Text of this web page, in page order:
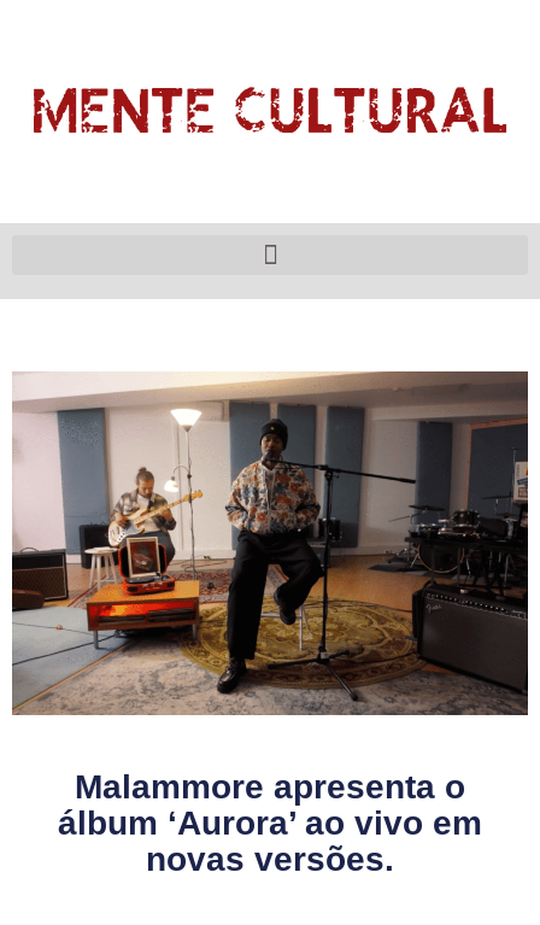
Malammore apresenta o
álbum ‘Aurora’ ao vivo em
novas versões.